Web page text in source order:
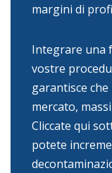
margini di
Integrare una
vostre
garantisce
mercato,
Cliccate qui
potete